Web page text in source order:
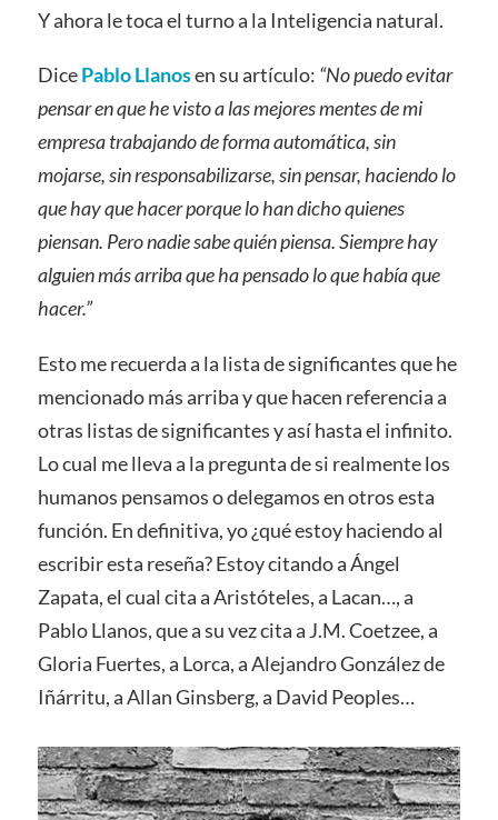
Y ahora le toca el turno a la Inteligencia natural.
DicePablo Llanosen su artículo: “No puedo evitar
pensar en que he visto a las mejores mentes de mi
empresa trabajando de forma automática, sin
mojarse, sin responsabilizarse, sin pensar, haciendo lo
que hay que hacer porque lo han dicho quienes
piensan. Pero nadie sabe quién piensa. Siempre hay
alguien más arriba que ha pensado lo que había que
hacer.”
Esto me recuerda a la lista de significantes que he
mencionado más arriba y que hacen referencia a
otras listas de significantes y así hasta el infinito.
Lo cual me lleva a la pregunta de si realmente los
humanos pensamos o delegamos en otros esta
función. En definitiva, yo ¿qué estoy haciendo al
escribir esta reseña? Estoy citando a Ángel
Zapata, el cual cita a Aristóteles, a Lacan…, a
Pablo Llanos, que a su vez cita a J.M. Coetzee, a
Gloria Fuertes, a Lorca, a Alejandro González de
Iñárritu, a Allan Ginsberg, a David Peoples…